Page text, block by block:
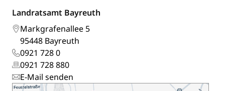
Landratsamt Bayreuth
Markgrafenallee 5
95448 Bayreuth
0921 728 0
0921 728 880
E-Mail senden